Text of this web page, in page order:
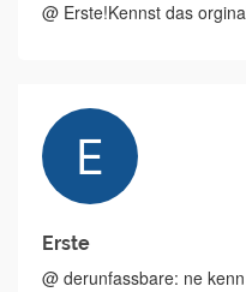
@ Erste!Kennst das
Erste
@ derunfassbare: ne